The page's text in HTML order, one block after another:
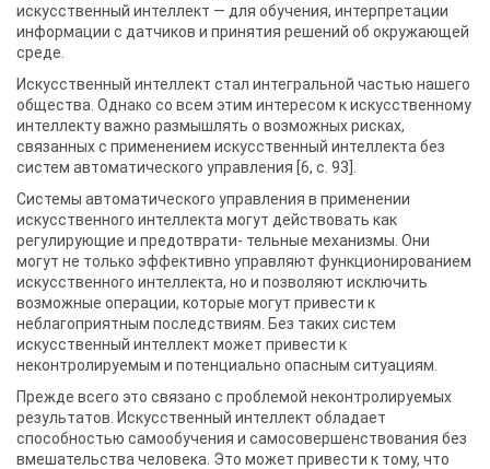
искусственный интеллект — для обучения, интерпретации
информации с датчиков и принятия решений об окружающей
среде.
Искусственный интеллект стал интегральной частью нашего
общества. Однако со всем этим интересом к искусственному
интеллекту важно размышлять о возможных рисках,
связанных с применением искусственный интеллекта без
систем автоматического управления [6, c. 93].
Системы автоматического управления в применении
искусственного интеллекта могут действовать как
регулирующие и предотврати- тельные механизмы. Они
могут не только эффективно управляют функционированием
искусственного интеллекта, но и позволяют исключить
возможные операции, которые могут привести к
неблагоприятным последствиям. Без таких систем
искусственный интеллект может привести к
неконтролируемым и потенциально опасным ситуациям.
Прежде всего это связано с проблемой неконтролируемых
результатов. Искусственный интеллект обладает
способностью самообучения и самосовершенствования без
вмешательства человека. Это может привести к тому, что